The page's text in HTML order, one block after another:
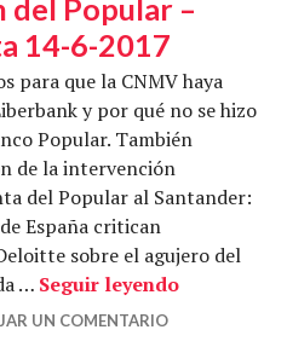
del Popular –
14-6-2017
para que la CNMV haya
y por qué no se hizo
Popular. También
de la intervención
del Popular al Santander:
España critican
sobre el agujero del
… Seguir leyendoSigue el
UN COMENTARIO